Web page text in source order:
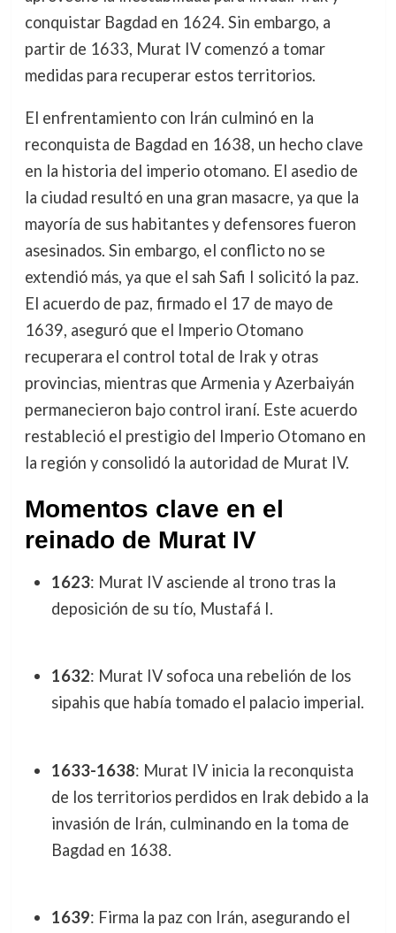
conquistar Bagdad en 1624. Sin embargo, a
partir de 1633, Murat IV comenzó a tomar
medidas para recuperar estos territorios.
El enfrentamiento con Irán culminó en la
reconquista de Bagdad en 1638, un hecho clave
en la historia del imperio otomano. El asedio de
la ciudad resultó en una gran masacre, ya que la
mayoría de sus habitantes y defensores fueron
asesinados. Sin embargo, el conflicto no se
extendió más, ya que el sah Safi I solicitó la paz.
El acuerdo de paz, firmado el 17 de mayo de
1639, aseguró que el Imperio Otomano
recuperara el control total de Irak y otras
provincias, mientras que Armenia y Azerbaiyán
permanecieron bajo control iraní. Este acuerdo
restableció el prestigio del Imperio Otomano en
la región y consolidó la autoridad de Murat IV.
Momentos clave en el
reinado de Murat IV
1623: Murat IV asciende al trono tras la
deposición de su tío, Mustafá I.
1632: Murat IV sofoca una rebelión de los
sipahis que había tomado el palacio imperial.
1633-1638: Murat IV inicia la reconquista
de los territorios perdidos en Irak debido a la
invasión de Irán, culminando en la toma de
Bagdad en 1638.
1639: Firma la paz con Irán, asegurando el